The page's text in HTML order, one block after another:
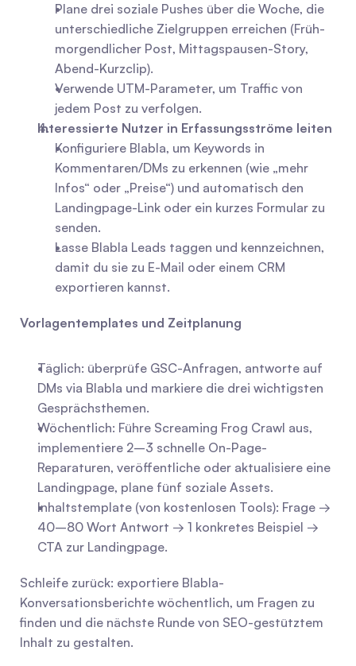
Plane drei soziale Pushes über die Woche, die
unterschiedliche Zielgruppen erreichen (Früh-
morgendlicher Post, Mittagspausen-Story,
Abend-Kurzclip).
Verwende UTM-Parameter, um Traffic von
jedem Post zu verfolgen.
Interessierte Nutzer in Erfassungsströme leiten
Konfiguriere Blabla, um Keywords in
Kommentaren/DMs zu erkennen (wie „mehr
Infos“ oder „Preise“) und automatisch den
Landingpage-Link oder ein kurzes Formular zu
senden.
Lasse Blabla Leads taggen und kennzeichnen,
damit du sie zu E-Mail oder einem CRM
exportieren kannst.
Vorlagentemplates und Zeitplanung
Täglich: überprüfe GSC-Anfragen, antworte auf
DMs via Blabla und markiere die drei wichtigsten
Gesprächsthemen.
Wöchentlich: Führe Screaming Frog Crawl aus,
implementiere 2–3 schnelle On-Page-
Reparaturen, veröffentliche oder aktualisiere eine
Landingpage, plane fünf soziale Assets.
Inhaltstemplate (von kostenlosen Tools): Frage →
40–80 Wort Antwort → 1 konkretes Beispiel →
CTA zur Landingpage.
Schleife zurück: exportiere Blabla-
Konversationsberichte wöchentlich, um Fragen zu
finden und die nächste Runde von SEO-gestütztem
Inhalt zu gestalten.